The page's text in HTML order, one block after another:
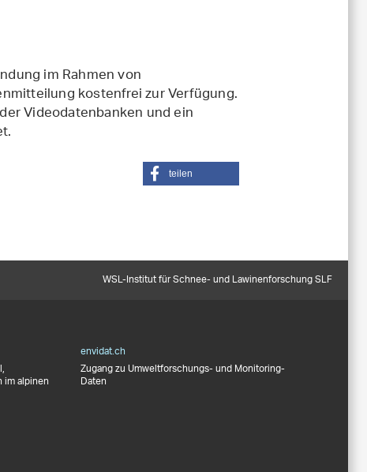
im Rahmen von
kostenfrei zur Verfügung.
Videodatenbanken und ein
teilen
WSL-Institut für Schnee- und Lawinenforschung SLF
alpinen
envidat.ch
Zugang zu Umweltforschungs- und Monitoring-
Daten